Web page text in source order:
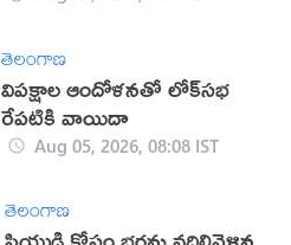
తెలంగాణ
విపక్షాల ఆందోళనతో లోక్‌సభ
రేపటికి వాయిదా
Aug 05, 2026, 08:08 IST
తెలంగాణ